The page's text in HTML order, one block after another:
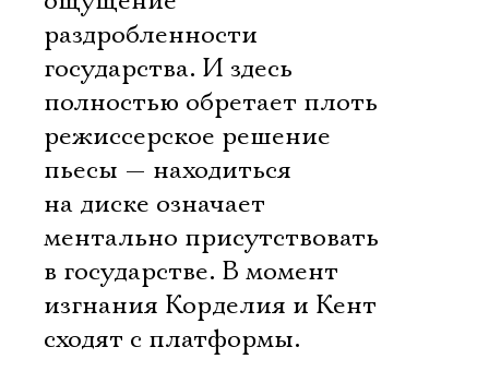
раздробленности
государства. И здесь
полностью обретает плоть
режиссерское решение
пьесы — находиться
на диске означает
ментально присутствовать
в государстве. В момент
изгнания Корделия и Кент
сходят с платформы.